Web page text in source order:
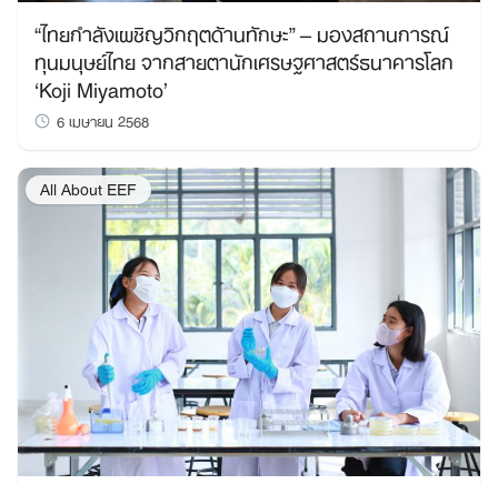
“ไทยกำลังเผชิญวิกฤตด้านทักษะ” – มองสถานการณ์
ทุนมนุษย์ไทย จากสายตานักเศรษฐศาสตร์ธนาคารโลก
‘Koji Miyamoto’
6 เมษายน 2568
All About EEF